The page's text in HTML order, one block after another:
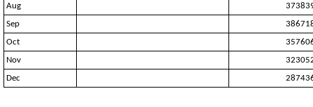
Aug
Sep
Oct
Nov
Dec